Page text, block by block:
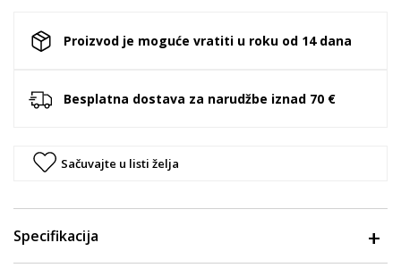
Proizvod je moguće vratiti u roku od 14 dana
Besplatna dostava za narudžbe iznad 70 €
Sačuvajte u listi želja
Specifikacija